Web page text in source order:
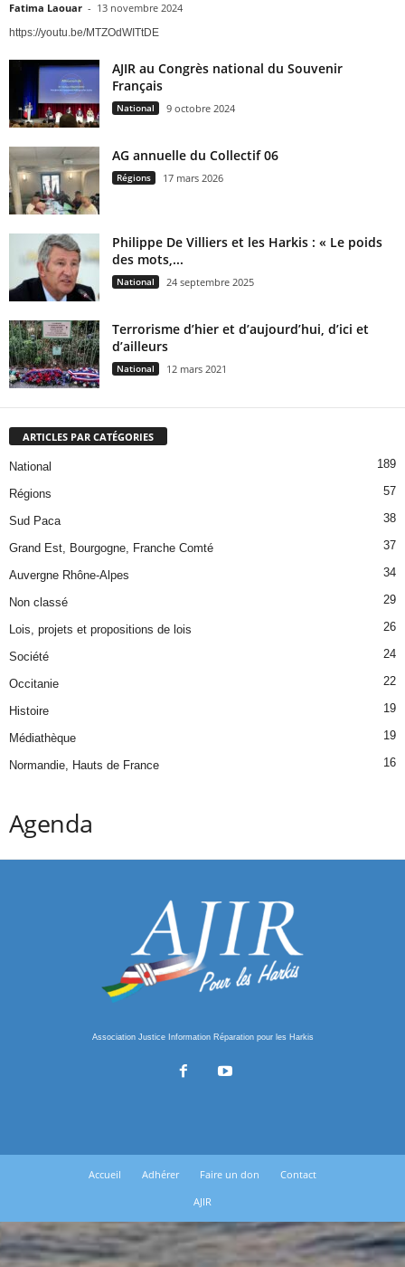
Fatima Laouar - 13 novembre 2024
https://youtu.be/MTZOdWITtDE
AJIR au Congrès national du Souvenir
Français
National 9 octobre 2024
AG annuelle du Collectif 06
Régions 17 mars 2026
Philippe De Villiers et les Harkis : « Le poids
des mots,...
National 24 septembre 2025
Terrorisme d’hier et d’aujourd’hui, d’ici et
d’ailleurs
National 12 mars 2021
ARTICLES PAR CATÉGORIES
National 189
Régions 57
Sud Paca 38
Grand Est, Bourgogne, Franche Comté 37
Auvergne Rhône-Alpes 34
Non classé 29
Lois, projets et propositions de lois 26
Société 24
Occitanie 22
Histoire 19
Médiathèque 19
Normandie, Hauts de France 16
Agenda
Association Justice Information Réparation pour les Harkis
Accueil Adhérer Faire un don
Contact
AJIR